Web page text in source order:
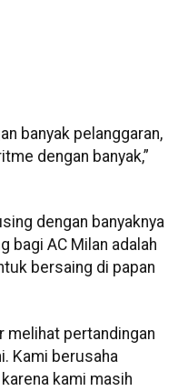
banyak pelanggaran,
dengan banyak,”
dengan banyaknya
bagi AC Milan adalah
bersaing di papan
melihat pertandingan
Kami berusaha
kami masih